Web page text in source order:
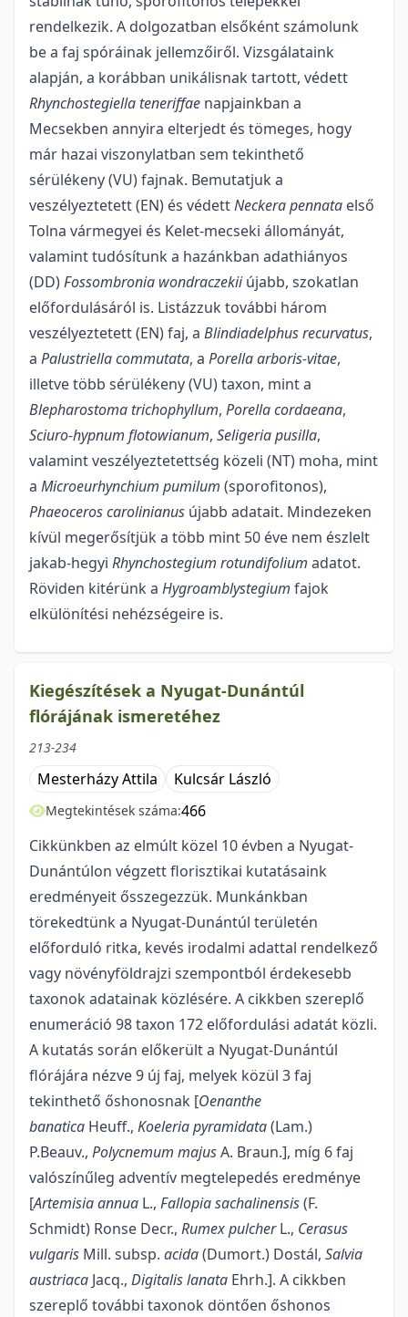
rendelkezik. A dolgo­zatban elsőként számolunk
be a faj spóráinak jellemzőiről. Vizsgálataink
alapján, a korábban unikális­nak tartott, védett
Rhynchostegiella teneriffae napjainkban a
Mecsekben annyira elterjedt és tömeges, hogy
már hazai viszonylatban sem tekinthető
sérülékeny (VU) fajnak. Bemutatjuk a
veszélyeztetett (EN) és védettNeckera pennata első
Tolna vármegyei és Kelet-mecseki állományát,
valamint tudósítunk a hazánkban adathiányos
(DD)Fossombronia wondraczekiiújabb, szokatlan
előfordulásáról is. Listáz­zuk további három
veszélyeztetett (EN) faj, a Blindiadelphus recurvatus,
a Palustriella commutata, a Porella arboris-vitae,
illetve több sérülékeny (VU) taxon, mint a
Blepharostoma trichophyllum, Porella cordaeana,
Sciuro-hypnum flotowianum, Seligeria pusilla,
valamint veszélyeztetettség közeli (NT) moha, mint
a Microeurhynchium pumilum (sporofitonos),
Phaeoceros carolinianus újabb adatait. Mindezeken
kívül megerősítjük a több mint 50 éve nem észlelt
jakab-hegyi Rhynchostegium rotundifolium adatot.
Röviden kitérünk a Hygroamblystegium fajok
elkülönítési nehézségeire is.
Kiegészítések a Nyugat-Dunántúl
flórájának ismeretéhez
213-234
Mesterházy Attila Kulcsár László
Megtekintések száma:466
Cikkünkben az elmúlt közel 10 évben a Nyugat-
Dunántúlon végzett florisztikai kutatásaink
eredményeit ősszegezzük. Munkánkban
törekedtünk a Nyugat-Dunántúl területén
előforduló ritka, kevés irodalmi adattal rendelkező
vagy növényföldrajzi szempontból érdekesebb
taxonok adatainak közlésére. A cikkben szereplő
enumeráció 98 taxon 172 előfordulási adatát közli.
A kutatás során előkerült a Nyugat-Dunántúl
flórájára nézve 9 új faj, melyek közül 3 faj
tekinthető őshonosnak [Oenanthe
banatica Heuff., Koeleria pyramidata(Lam.)
P.Beauv., Polycnemum majusA. Braun.], míg 6 faj
valószínűleg adventív megtelepedés eredménye
[Artemisia annua L., Fallopia sachalinensis(F.
Schmidt) Ronse Decr., Rumex pulcherL., Cerasus
vulgaris Mill. subsp. acida(Dumort.) Dostál, Salvia
austriaca Jacq., Digitalis lanata Ehrh.]. A cikkben
szereplő további taxonok döntően őshonos